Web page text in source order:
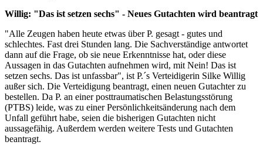
Willig: "Das ist setzen sechs" - Neues Gutachten wird beantragt
"Alle Zeugen haben heute etwas über P. gesagt - gutes und
schlechtes. Fast drei Stunden lang. Die Sachverständige antwortet
dann auf die Frage, ob sie neue Erkenntnisse hat, oder diese
Aussagen in das Gutachten aufnehmen wird, mit Nein! Das ist
setzen sechs. Das ist unfassbar", ist P.´s Verteidigerin Silke Willig
außer sich. Die Verteidigung beantragt, einen neuen Gutachter zu
bestellen. Da P. an einer posttraumatischen Belastungsstörung
(PTBS) leide, was zu einer Persönlichkeitsänderung nach dem
Unfall geführt habe, seien die bisherigen Gutachten nicht
aussagefähig. Außerdem werden weitere Tests und Gutachten
beantragt.